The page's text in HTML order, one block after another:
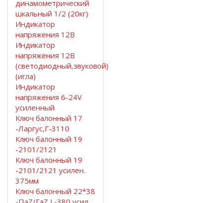
динамометрический
шкальный 1/2 (20кг)
Индикатор
напряжения 12В
Индикатор
напряжения 12В
(светодиодный,звуковой)
(игла)
Индикатор
напряжения 6-24V
усиленный
Ключ балонный 17
-Ларгус,Г-3110
Ключ балонный 19
-2101/2121
Ключ балонный 19
-2101/2121 усилен.
375мм
Ключ балонный 22*38